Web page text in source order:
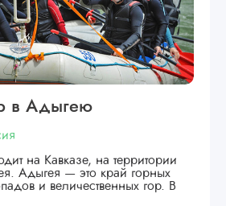
в Адыгею
на Кавказе, на территории
Адыгея — это край горных
и величественных гор. В